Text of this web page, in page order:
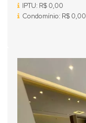
IPTU: R$ 0,00
Condomínio: R$ 0,00